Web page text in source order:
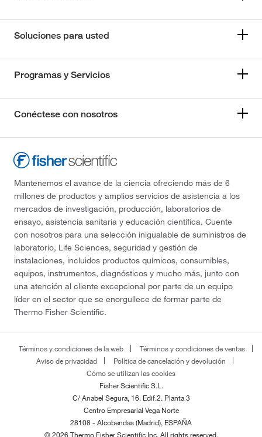
Soluciones para usted
Programas y Servicios
Conéctese con nosotros
Mantenemos el avance de la ciencia ofreciendo más de 6
millones de productos y amplios servicios de asistencia a los
mercados de investigación, producción, laboratorios de
ensayo, asistencia sanitaria y educación científica. Cuente
con nosotros para una selección inigualable de suministros de
laboratorio, Life Sciences, seguridad y gestión de
instalaciones, incluidos productos químicos, consumibles,
equipos, instrumentos, diagnósticos y mucho más, junto con
una atención al cliente excepcional por parte de un equipo
líder en el sector que se enorgullece de formar parte de
Thermo Fisher Scientific.
Términos y condiciones de la web
Términos y condiciones de ventas
Aviso de privacidad
Política de cancelación y devolución
Cómo se utilizan las cookies
Fisher Scientific S.L.
C/ Anabel Segura, 16. Edif.2. Planta 3
Centro Empresarial Vega Norte
28108 - Alcobendas (Madrid), ESPAÑA
© 2026 Thermo Fisher Scientific Inc. All rights reserved.